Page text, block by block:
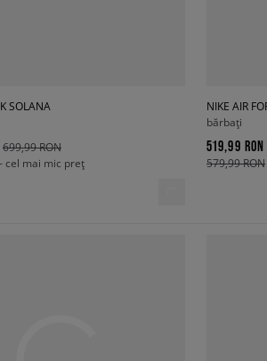
SOLANA
699,99 RON
- cel mai mic preț
NIKE AIR
bărbați
519,99 RON
579,99 RON